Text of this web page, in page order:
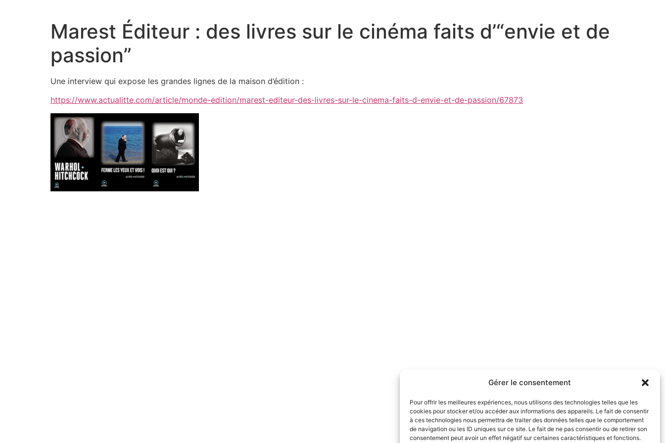
Gérer le consentement
Pour offrir les meilleures expériences, nous utilisons des technologies telles que les
cookies pour stocker et/ou accéder aux informations des appareils. Le fait de consentir
à ces technologies nous permettra de traiter des données telles que le comportement
de navigation ou les ID uniques sur ce site. Le fait de ne pas consentir ou de retirer son
consentement peut avoir un effet négatif sur certaines caractéristiques et fonctions.
Marest Éditeur : des livres sur le cinéma faits d’“envie et de
passion”
Une interview qui expose les grandes lignes de la maison d’édition :
https://www.actualitte.com/article/monde-edition/marest-editeur-des-livres-sur-le-cinema-faits-d-envie-et-de-passion/67873